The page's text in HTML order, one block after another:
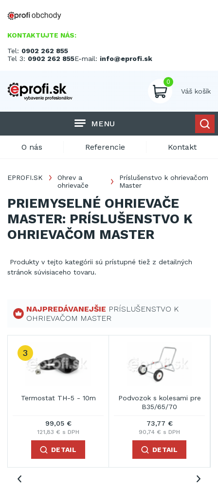
KONTAKTUJTE NÁS:
Tel: 0902 262 855
Tel 3: 0902 262 855E-mail: info@eprofi.sk
0
Váš košík
MENU
O nás Referencie Kontakt
EPROFI.SK
Ohrev a
ohrievače
Príslušenstvo k ohrievačom
Master
PRIEMYSELNÉ OHRIEVAČE
MASTER: PRÍSLUŠENSTVO K
OHRIEVAČOM MASTER
Produkty v tejto kategórii sú prístupné tiež z detailných
stránok súvisiaceho tovaru.
NAJPREDÁVANEJŠIE PRÍSLUŠENSTVO K
OHRIEVAČOM MASTER
3
Termostat TH-5 - 10m
99,05 €
121,83 € s DPH
DETAIL
Podvozok s kolesami pre
B35/65/70
73,77 €
90,74 € s DPH
DETAIL